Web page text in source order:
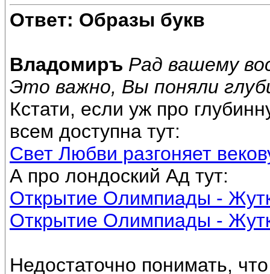
Ответ: Образы букв
Владомиръ Рад вашему
Это важно, Вы поняли
Кстати, если уж про
всем доступна тут:
Свет Любви разгоняет
А про лондоский Ад тут:
Открытие Олимпиады -
Открытие Олимпиады -
Недостаточно понимать,